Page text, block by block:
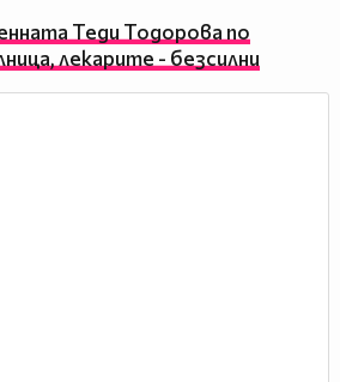
Теди Тодорова по
лекарите - безсилни